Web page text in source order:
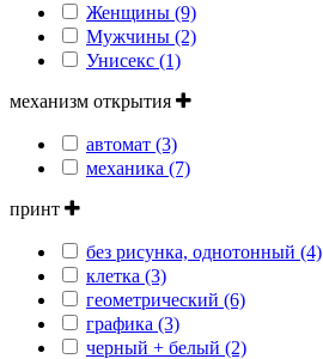
Женщины (9)
Мужчины (2)
Унисекс (1)
механизм открытия
автомат (3)
механика (7)
принт
без рисунка, однотонный (4)
клетка (3)
геометрический (6)
графика (3)
черный + белый (2)